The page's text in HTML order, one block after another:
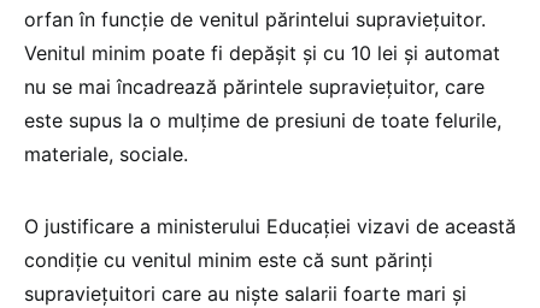
orfan în funcție de venitul părintelui supraviețuitor.
Venitul minim poate fi depășit și cu 10 lei și automat
nu se mai încadrează părintele supraviețuitor, care
este supus la o mulțime de presiuni de toate felurile,
materiale, sociale.
O justificare a ministerului Educației vizavi de această
condiție cu venitul minim este că sunt părinți
supraviețuitori care au niște salarii foarte mari și